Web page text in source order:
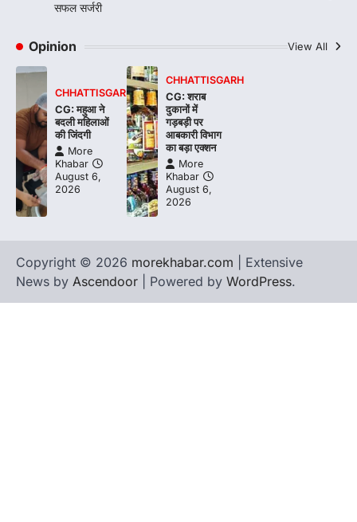
सफल सर्जरी
Opinion View All
CHHATTISGARH
CG: महुआ ने
बदली महिलाओं
की जिंदगी
More
Khabar
August 6,
2026
CHHATTISGARH
CG: शराब
दुकानों में
गड़बड़ी पर
आबकारी विभाग
का बड़ा एक्शन
More
Khabar
August 6,
2026
Copyright © 2026 morekhabar.com | Extensive
News by Ascendoor | Powered by WordPress.